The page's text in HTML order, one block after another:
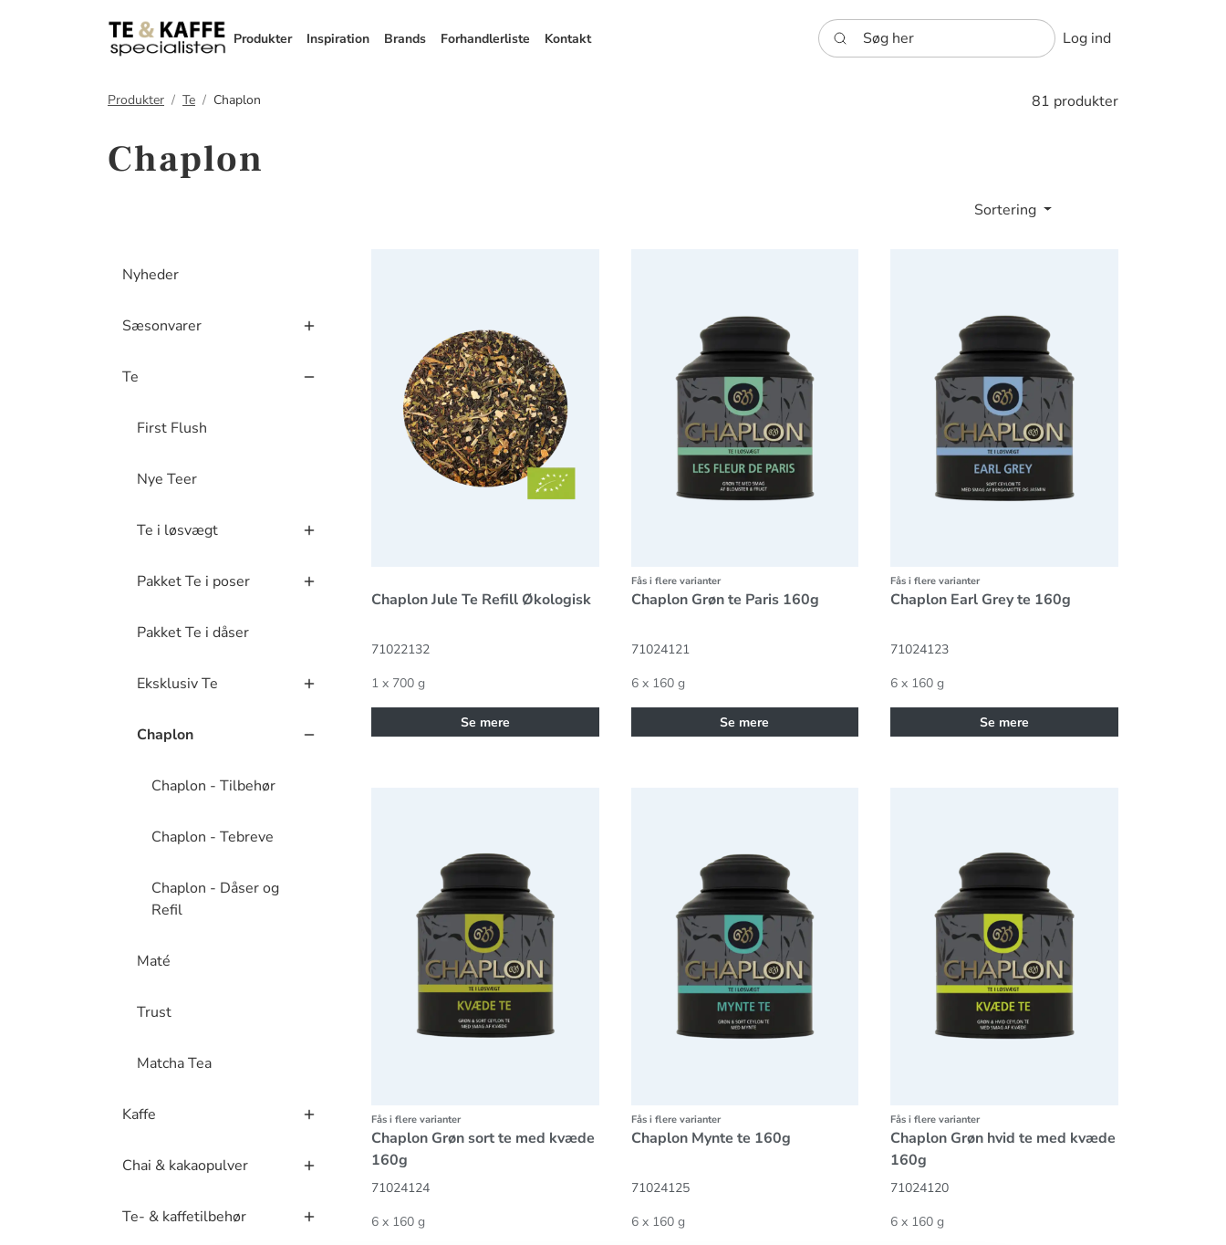
Produkter Inspiration Brands Forhandlerliste Kontakt Søg her Log ind
Produkter Te Chaplon 81 produkter
Chaplon
Sortering
Nyheder
Sæsonvarer
Te
First Flush
Nye Teer
Te i løsvægt
Pakket Te i poser
Pakket Te i dåser
Eksklusiv Te
Chaplon
Chaplon - Tilbehør
Chaplon - Tebreve
Chaplon - Dåser og
Refil
Maté
Trust
Matcha Tea
Kaffe
Chai & kakaopulver
Te- & kaffetilbehør
Chaplon Jule Te Refill Økologisk
71022132
1 x 700 g
Se mere
Fås i flere varianter
Chaplon Grøn te Paris 160g
71024121
6 x 160 g
Se mere
Fås i flere varianter
Chaplon Earl Grey te 160g
71024123
6 x 160 g
Se mere
Fås i flere varianter
Chaplon Grøn sort te med kvæde
160g
71024124
6 x 160 g
Fås i flere varianter
Chaplon Mynte te 160g
71024125
6 x 160 g
Fås i flere varianter
Chaplon Grøn hvid te med kvæde
160g
71024120
6 x 160 g